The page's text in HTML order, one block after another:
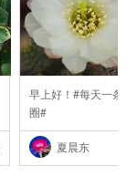
早上好！#每天一条
圈#
夏晨东